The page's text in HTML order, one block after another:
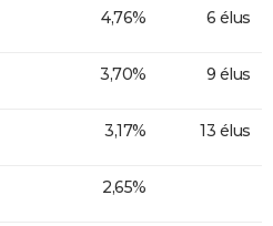
4,76% 6 élus
3,70% 9 élus
3,17% 13 élus
2,65%